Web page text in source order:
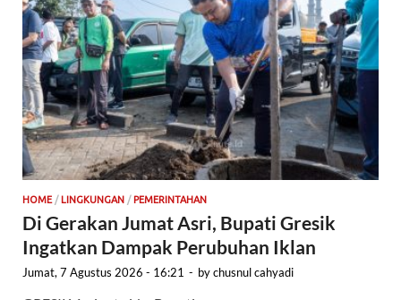
HOME / LINGKUNGAN / PEMERINTAHAN
Di Gerakan Jumat Asri, Bupati Gresik
Ingatkan Dampak Perubuhan Iklan
Jumat, 7 Agustus 2026 - 16:21 - bychusnul cahyadi